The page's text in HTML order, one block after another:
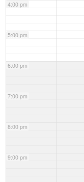
4:00 pm
5:00 pm
6:00 pm
7:00 pm
8:00 pm
9:00 pm